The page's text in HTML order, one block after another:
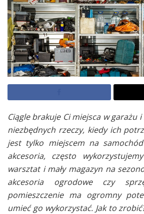
Ciągle brakuje Ci miejsca w garażu
niezbędnych rzeczy, kiedy ich
jest tylko miejscem na
akcesoria, często
warsztat i mały magazyn na
akcesoria ogrodowe czy
pomieszczenie ma ogromny
umieć go wykorzystać. Jak to